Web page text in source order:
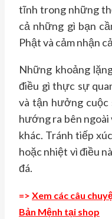
tĩnh trong những
cả những gì bạn
Phật và cảm nhận
Những khoảng
điều gì thực sự
và tận hưởng cuộc
hướng ra bên
khác. Tránh tiếp
hoặc nhiệt vì điều
đá.
=> Xem các câu
Bản Mệnh tại shop